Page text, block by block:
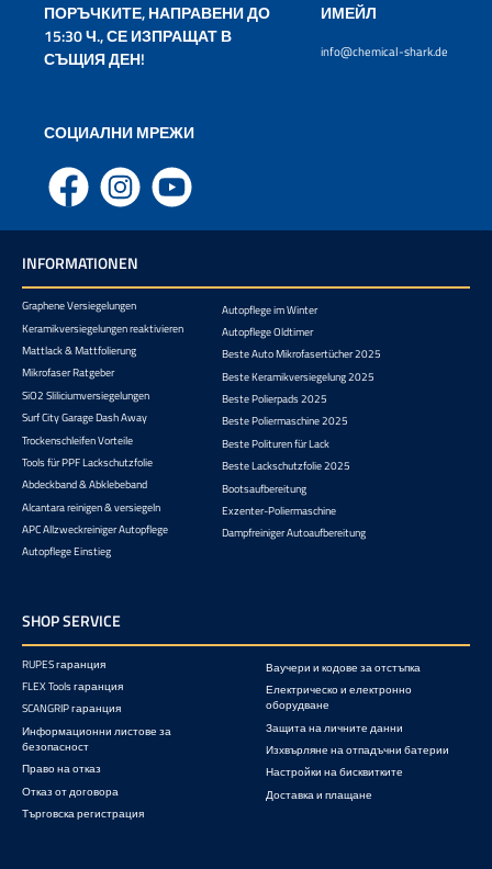
ПОРЪЧКИТЕ, НАПРАВЕНИ ДО
15:30 Ч., СЕ ИЗПРАЩАТ В
СЪЩИЯ ДЕН!
ИМЕЙЛ
info@chemical-shark.de
СОЦИАЛНИ МРЕЖИ
Facebook Instagram YouTube
INFORMATIONEN
Graphene Versiegelungen
Keramikversiegelungen reaktivieren
Mattlack & Mattfolierung
Mikrofaser Ratgeber
SiO2 Sliliciumversiegelungen
Surf City Garage Dash Away
Trockenschleifen Vorteile
Tools für PPF Lackschutzfolie
Abdeckband & Abklebeband
Alcantara reinigen & versiegeln
APC Allzweckreiniger Autopflege
Autopflege Einstieg
Autopflege im Winter
Autopflege Oldtimer
Beste Auto Mikrofasertücher 2025
Beste Keramikversiegelung 2025
Beste Polierpads 2025
Beste Poliermaschine 2025
Beste Polituren für Lack
Beste Lackschutzfolie 2025
Bootsaufbereitung
Exzenter-Poliermaschine
Dampfreiniger Autoaufbereitung
SHOP SERVICE
RUPES гаранция
FLEX Tools гаранция
SCANGRIP гаранция
Информационни листове за
безопасност
Право на отказ
Отказ от договора
Търговска регистрация
Ваучери и кодове за отстъпка
Електрическо и електронно
оборудване
Защита на личните данни
Изхвърляне на отпадъчни батерии
Настройки на бисквитките
Доставка и плащане